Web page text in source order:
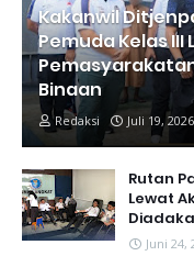
Kakanwil
Pemuda Kelas
Binaan
Redaksi Juli 19, 2026
Rutan
Lewat
Juni 24,